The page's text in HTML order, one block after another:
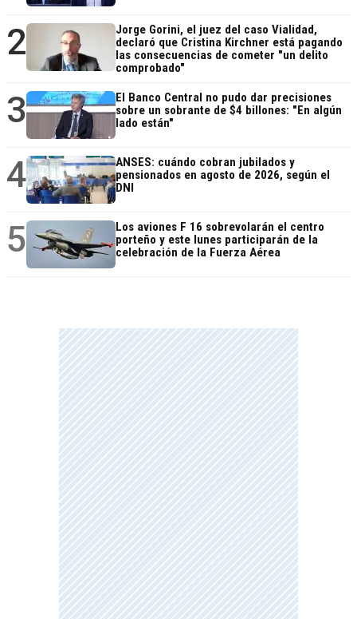
2
Jorge Gorini, el juez del caso Vialidad,
declaró que Cristina Kirchner está pagando
las consecuencias de cometer "un delito
comprobado"
3
El Banco Central no pudo dar precisiones
sobre un sobrante de $4 billones: "En algún
lado están"
4
ANSES: cuándo cobran jubilados y
pensionados en agosto de 2026, según el
DNI
5
Los aviones F 16 sobrevolarán el centro
porteño y este lunes participarán de la
celebración de la Fuerza Aérea